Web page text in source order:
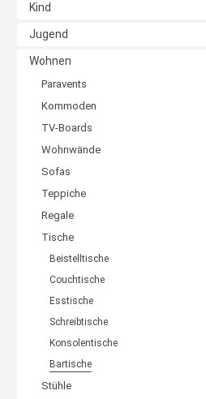
Kind
Jugend
Wohnen
Paravents
Kommoden
TV-Boards
Wohnwände
Sofas
Teppiche
Regale
Tische
Beistelltische
Couchtische
Esstische
Schreibtische
Konsolentische
Bartische
Stühle